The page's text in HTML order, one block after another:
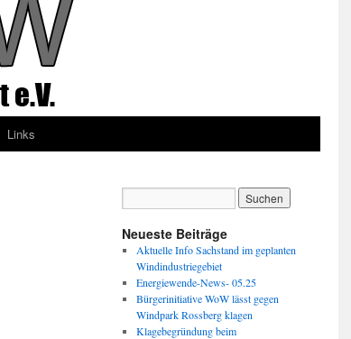
Links
Neueste Beiträge
Aktuelle Info Sachstand im geplanten
Windindustriegebiet
Energiewende-News- 05.25
Bürgerinitiative WoW lässt gegen
Windpark Rossberg klagen
Klagebegründung beim